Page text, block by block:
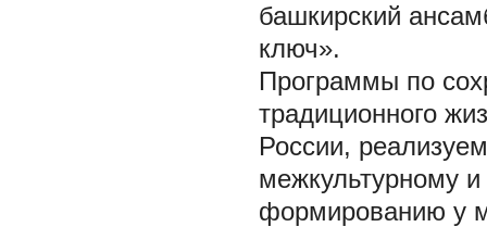
башкирский
ключ».
Программы по
традиционного
России,
межкультурному
формированию у